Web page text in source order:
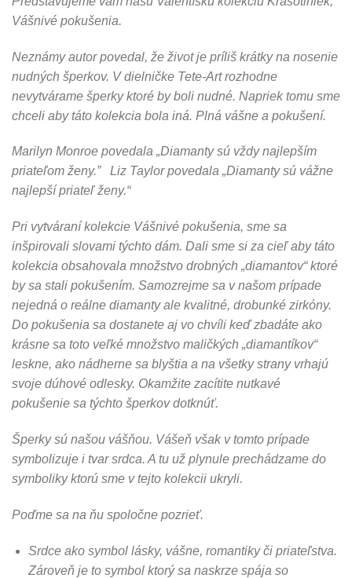
Vášnivé pokušenia.
Neznámy autor povedal, že život je príliš krátky na nosenie
nudných šperkov. V dielničke Tete-Art rozhodne
nevytvárame šperky ktoré by boli nudné. Napriek tomu sme
chceli aby táto kolekcia bola iná. Plná vášne a pokušení.
Marilyn Monroe povedala „Diamanty sú vždy najlepším
priateľom ženy.” Liz Taylor povedala „Diamanty sú vážne
najlepší priateľ ženy.“
Pri vytváraní kolekcie Vášnivé pokušenia, sme sa
inšpirovali slovami týchto dám. Dali sme si za cieľ aby táto
kolekcia obsahovala množstvo drobných „diamantov“ ktoré
by sa stali pokušením. Samozrejme sa v našom prípade
nejedná o reálne diamanty ale kvalitné, drobunké zirkóny.
Do pokušenia sa dostanete aj vo chvíli keď zbadáte ako
krásne sa toto veľké množstvo maličkých „diamantíkov“
leskne, ako nádherne sa blyštia a na všetky strany vrhajú
svoje dúhové odlesky. Okamžite zacítite nutkavé
pokušenie sa týchto šperkov dotknúť.
Šperky sú našou vášňou. Vášeň však v tomto prípade
symbolizuje i tvar srdca. A tu už plynule prechádzame do
symboliky ktorú sme v tejto kolekcii ukryli.
Poďme sa na ňu spoločne pozrieť.
Srdce ako symbol lásky, vášne, romantiky či priateľstva.
Zároveň je to symbol ktorý sa naskrze spája so